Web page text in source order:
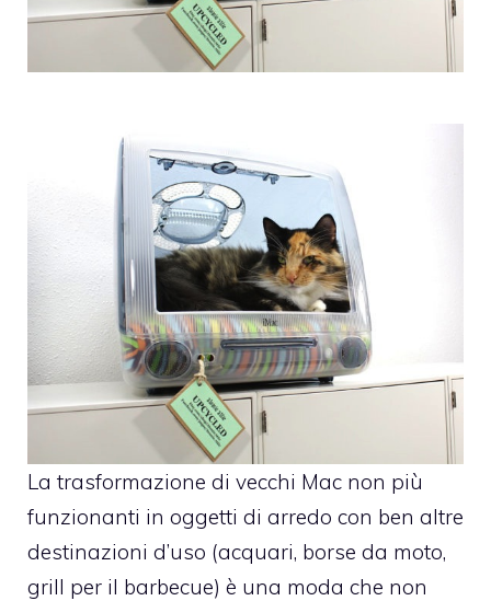
La trasformazione di vecchi Mac non più
funzionanti in oggetti di arredo con ben altre
destinazioni d’uso (acquari, borse da moto,
grill per il barbecue) è una moda che non